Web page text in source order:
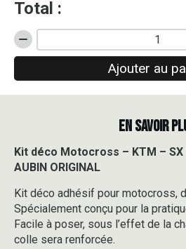
Total :
quantité
de
déco
Motocross
SX
SERIES
2DR9
-
AUBIN
ORIGINAL
Ajouter au
EN SAVOIR
Kit déco Motocross – KTM – SX
AUBIN ORIGINAL
Kit déco adhésif pour motocross,
Spécialement conçu pour la
Facile à poser, sous l’effet de la
colle sera renforcée.